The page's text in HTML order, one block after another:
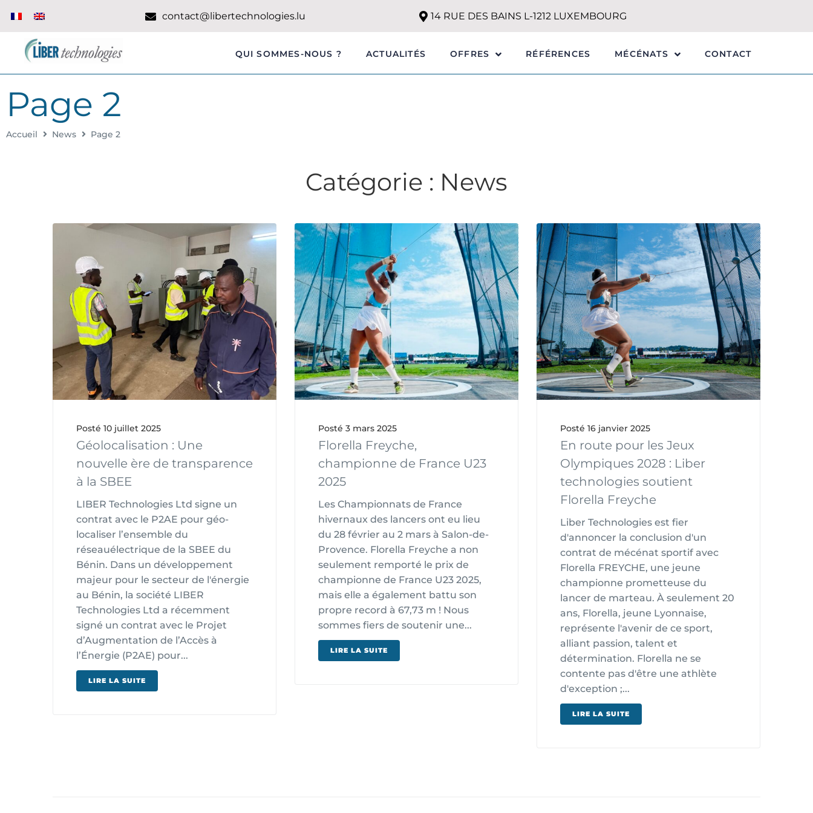
contact@libertechnologies.lu 14 RUE DES BAINS L-1212 LUXEMBOURG
QUI SOMMES-NOUS ? ACTUALITÉS OFFRES RÉFÉRENCES MÉCÉNATS CONTACT
Page 2
Accueil News Page 2
Catégorie : News
Posté 10 juillet 2025
Géolocalisation : Une
nouvelle ère de transparence
à la SBEE
LIBER Technologies Ltd signe un
contrat avec le P2AE pour géo-
localiser l’ensemble du
réseauélectrique de la SBEE du
Bénin. Dans un développement
majeur pour le secteur de l'énergie
au Bénin, la société LIBER
Technologies Ltd a récemment
signé un contrat avec le Projet
d’Augmentation de l’Accès à
l’Énergie (P2AE) pour...
LIRE LA SUITE
Posté 3 mars 2025
Florella Freyche,
championne de France U23
2025
Les Championnats de France
hivernaux des lancers ont eu lieu
du 28 février au 2 mars à Salon-de-
Provence. Florella Freyche a non
seulement remporté le prix de
championne de France U23 2025,
mais elle a également battu son
propre record à 67,73 m ! Nous
sommes fiers de soutenir une...
LIRE LA SUITE
Posté 16 janvier 2025
En route pour les Jeux
Olympiques 2028 : Liber
technologies soutient
Florella Freyche
Liber Technologies est fier
d'annoncer la conclusion d'un
contrat de mécénat sportif avec
Florella FREYCHE, une jeune
championne prometteuse du
lancer de marteau. À seulement 20
ans, Florella, jeune Lyonnaise,
représente l'avenir de ce sport,
alliant passion, talent et
détermination. Florella ne se
contente pas d'être une athlète
d'exception ;...
LIRE LA SUITE